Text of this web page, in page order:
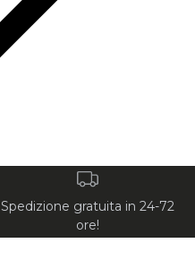
Spedizione gratuita in 24-72
ore!